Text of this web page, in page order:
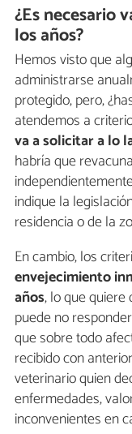
¿Es necesario
los años?
Hemos visto que
administrarse
protegido, pero,
atendemos a
va a solicitar a lo
habría que
indique la
residencia o de la
En cambio, los
envejecimiento
años, lo que
puede no
que sobre todo
recibido con
veterinario quien
enfermedades,
inconvenientes en